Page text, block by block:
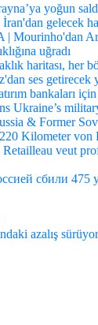
yoğun
gelecek
Mourinho'dan
uğradı
haritası, her
ses getirecek
bankaları için
Ukraine’s
& Former
Kilometer von
veut
сбили
azalış